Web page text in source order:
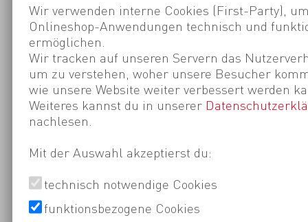
Wir verwenden interne Cookies (First-Party),
Onlineshop-Anwendungen technisch und
ermöglichen.
Wir tracken auf unseren Servern das
um zu verstehen, woher unsere Besucher
wie unsere Website weiter verbessert werden
Weiteres kannst du in unserer
nachlesen.
Mit der Auswahl akzeptierst du:
technisch notwendige Cookies
funktionsbezogene Cookies